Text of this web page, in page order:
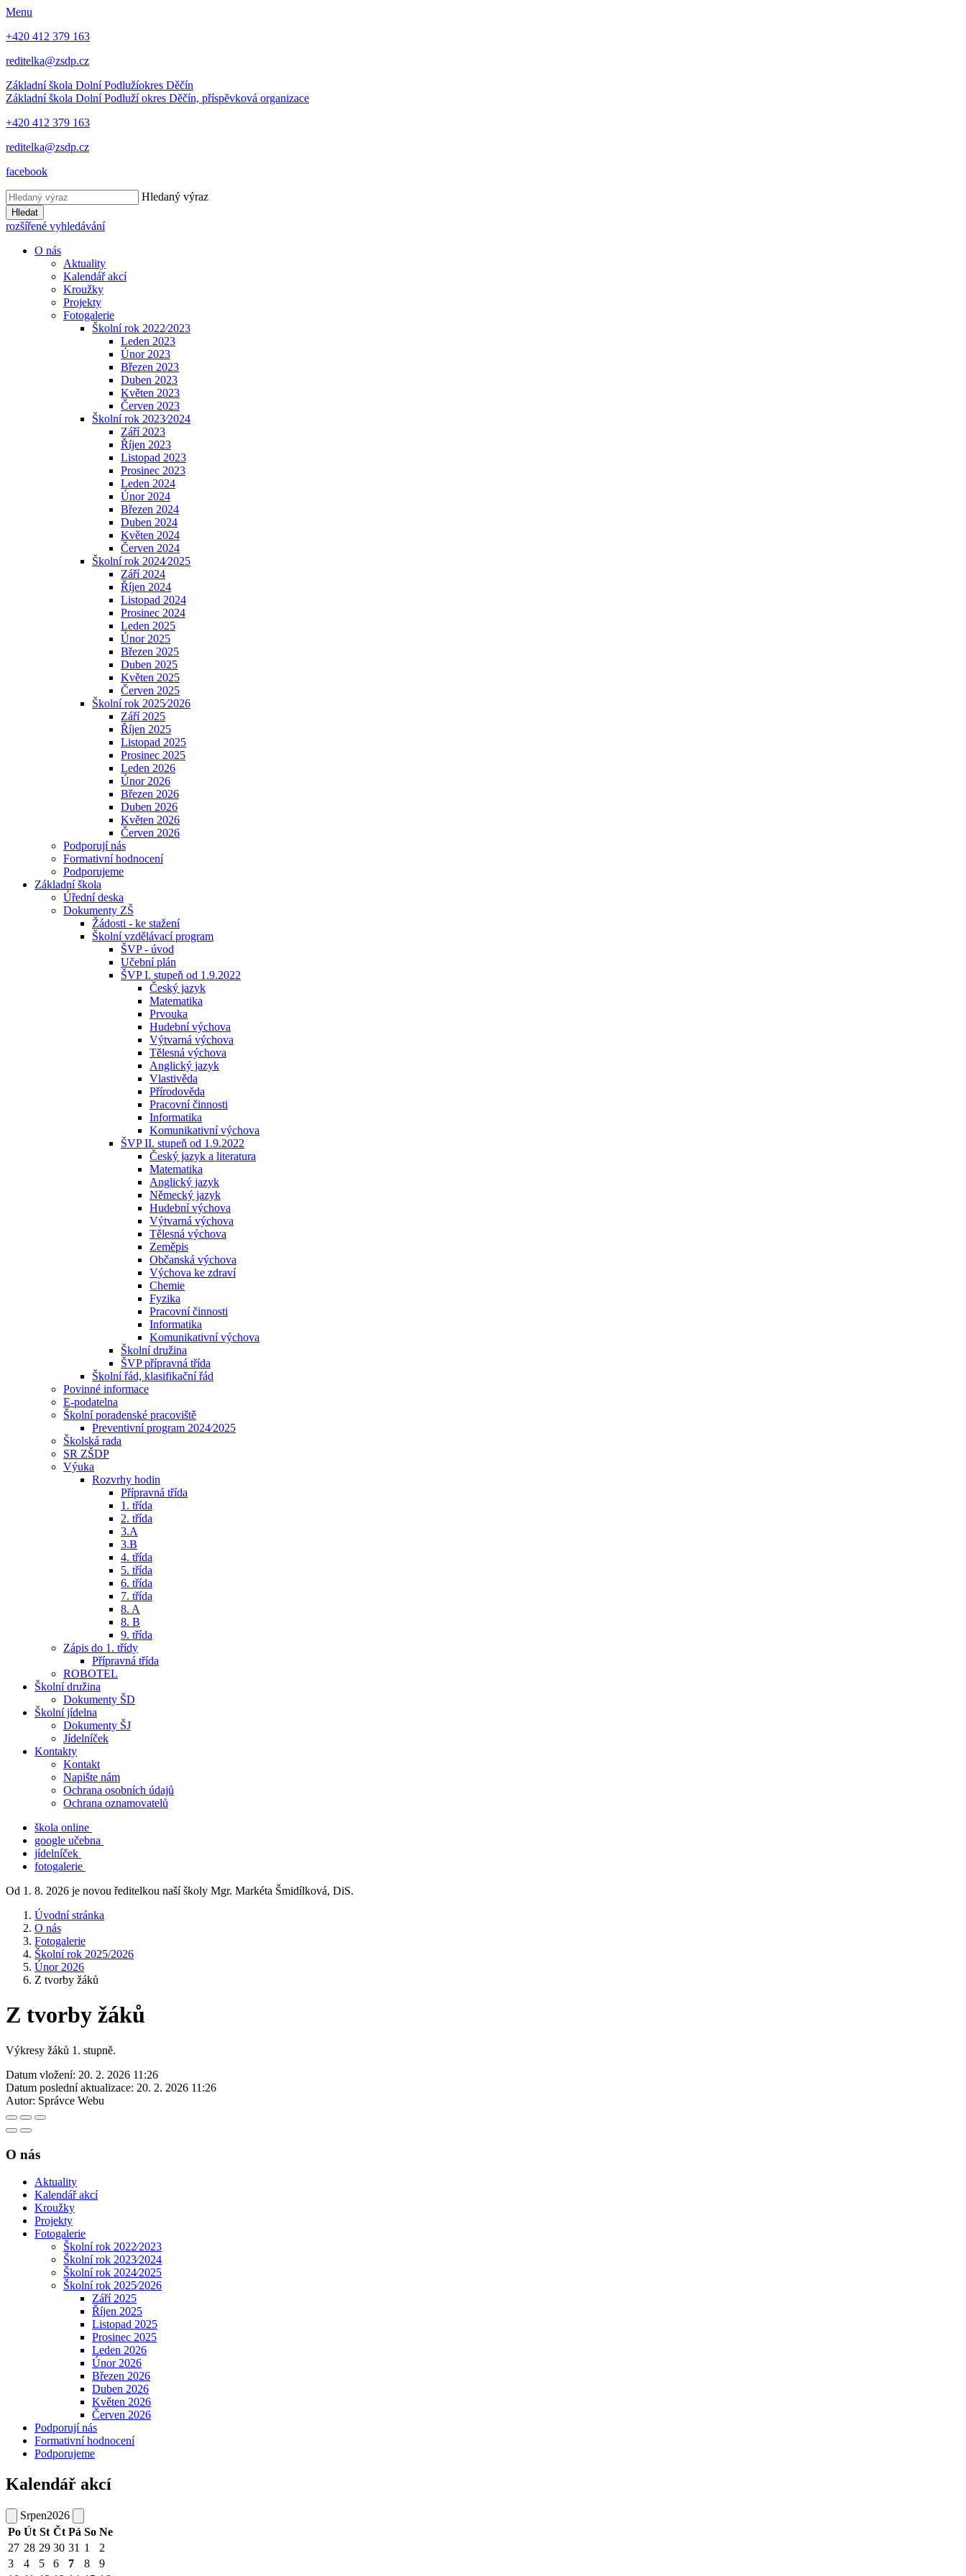
Menu
+420 412 379 163
reditelka@zsdp.cz
Základní škola Dolní Podlužíokres Děčín
Základní škola Dolní Podlužíokres Děčín, příspěvková organizace
+420 412 379 163
reditelka@zsdp.cz
facebook
Hledaný výraz
Hledat
rozšířené vyhledávání
O nás
Aktuality
Kalendář akcí
Kroužky
Projekty
Fotogalerie
Školní rok 2022⁄2023
Leden 2023
Únor 2023
Březen 2023
Duben 2023
Květen 2023
Červen 2023
Školní rok 2023⁄2024
Září 2023
Říjen 2023
Listopad 2023
Prosinec 2023
Leden 2024
Únor 2024
Březen 2024
Duben 2024
Květen 2024
Červen 2024
Školní rok 2024⁄2025
Září 2024
Říjen 2024
Listopad 2024
Prosinec 2024
Leden 2025
Únor 2025
Březen 2025
Duben 2025
Květen 2025
Červen 2025
Školní rok 2025⁄2026
Září 2025
Říjen 2025
Listopad 2025
Prosinec 2025
Leden 2026
Únor 2026
Březen 2026
Duben 2026
Květen 2026
Červen 2026
Podporují nás
Formativní hodnocení
Podporujeme
Základní škola
Úřední deska
Dokumenty ZŠ
Žádosti - ke stažení
Školní vzdělávací program
ŠVP - úvod
Učební plán
ŠVP I. stupeň od 1.9.2022
Český jazyk
Matematika
Prvouka
Hudební výchova
Výtvarná výchova
Tělesná výchova
Anglický jazyk
Vlastivěda
Přírodověda
Pracovní činnosti
Informatika
Komunikativní výchova
ŠVP II. stupeň od 1.9.2022
Český jazyk a literatura
Matematika
Anglický jazyk
Německý jazyk
Hudební výchova
Výtvarná výchova
Tělesná výchova
Zeměpis
Občanská výchova
Výchova ke zdraví
Chemie
Fyzika
Pracovní činnosti
Informatika
Komunikativní výchova
Školní družina
ŠVP přípravná třída
Školní řád, klasifikační řád
Povinné informace
E-podatelna
Školní poradenské pracoviště
Preventivní program 2024⁄2025
Školská rada
SR ZŠDP
Výuka
Rozvrhy hodin
Přípravná třída
1. třída
2. třída
3.A
3.B
4. třída
5. třída
6. třída
7. třída
8. A
8. B
9. třída
Zápis do 1. třídy
Přípravná třída
ROBOTEL
Školní družina
Dokumenty ŠD
Školní jídelna
Dokumenty ŠJ
Jídelníček
Kontakty
Kontakt
Napište nám
Ochrana osobních údajů
Ochrana oznamovatelů
škola online
google učebna
jídelníček
fotogalerie
Od 1. 8. 2026 je novou ředitelkou naší školy Mgr. Markéta Šmidílková, DiS.
Úvodní stránka
O nás
Fotogalerie
Školní rok 2025/2026
Únor 2026
Z tvorby žáků
Z tvorby žáků
Výkresy žáků 1. stupně.
Datum vložení: 20. 2. 2026 11:26
Datum poslední aktualizace: 20. 2. 2026 11:26
Autor: Správce Webu
O nás
Aktuality
Kalendář akcí
Kroužky
Projekty
Fotogalerie
Školní rok 2022⁄2023
Školní rok 2023⁄2024
Školní rok 2024⁄2025
Školní rok 2025⁄2026
Září 2025
Říjen 2025
Listopad 2025
Prosinec 2025
Leden 2026
Únor 2026
Březen 2026
Duben 2026
Květen 2026
Červen 2026
Podporují nás
Formativní hodnocení
Podporujeme
Kalendář akcí
Srpen2026
Po Út St Čt Pá So Ne
27 28 29 30 31 1
2
3
4 5 6 7 8
9